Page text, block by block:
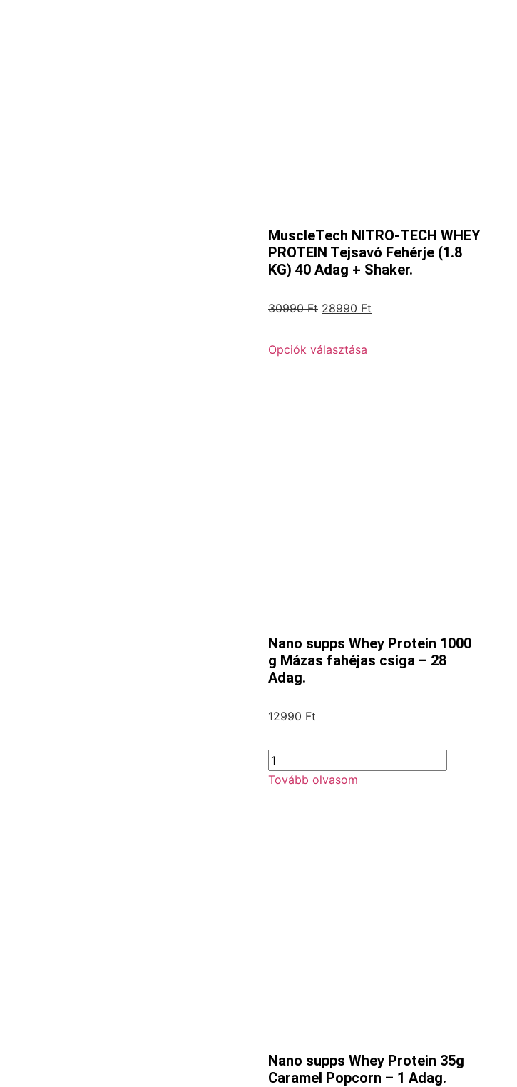
MuscleTech NITRO-TECH WHEY
PROTEIN Tejsavó Fehérje (1.8
KG) 40 Adag + Shaker.
30990Ft 28990 Ft
Opciók választása
Nano supps Whey Protein 1000
g Mázas fahéjas csiga – 28
Adag.
12990 Ft
Tovább olvasom
Nano supps Whey Protein 35g
Caramel Popcorn – 1 Adag.